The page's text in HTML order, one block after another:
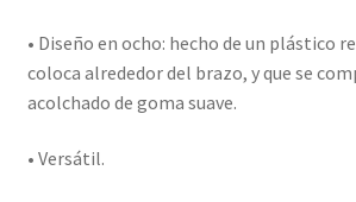
• Diseño en ocho: hecho de un plástico
coloca alrededor del brazo, y que se
acolchado de goma suave.
• Versátil.